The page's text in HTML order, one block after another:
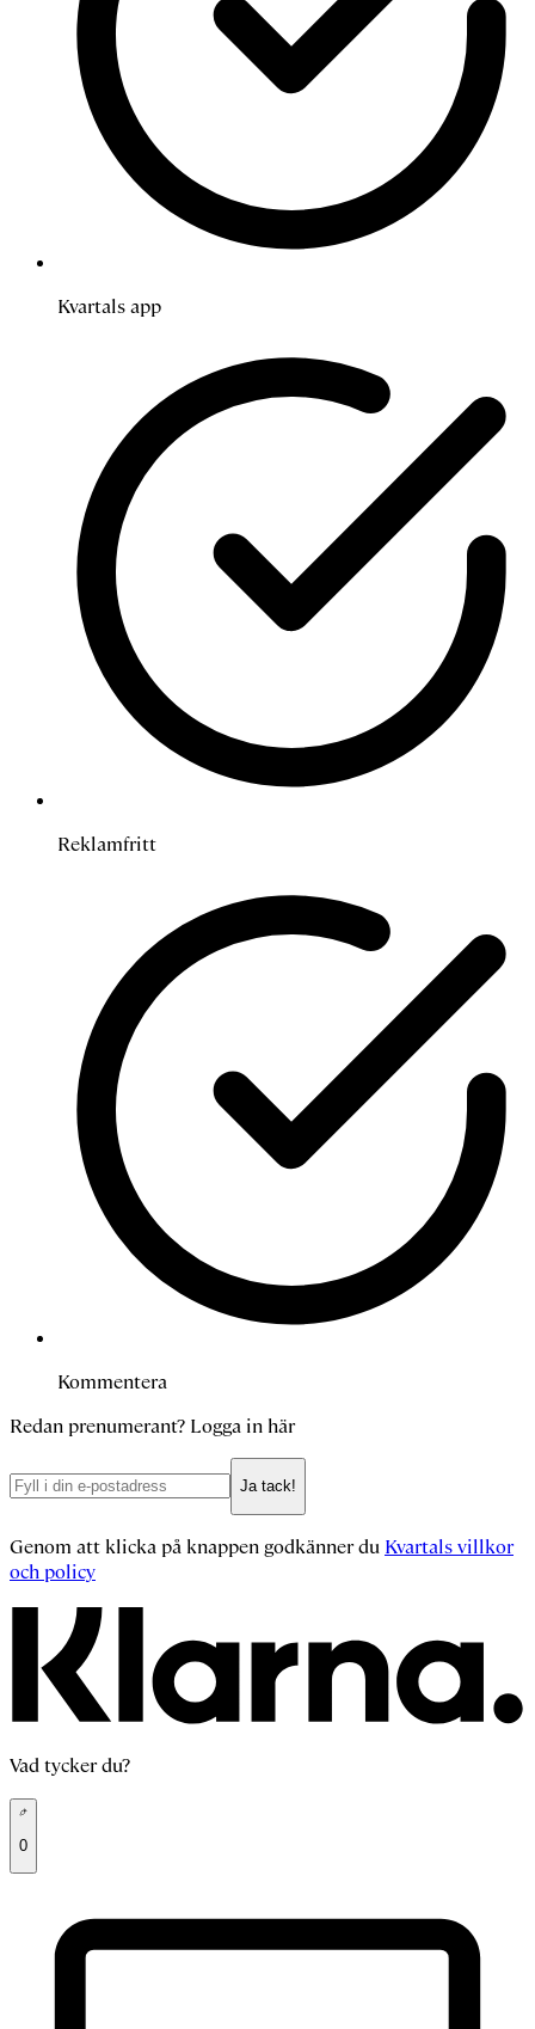
Kvartals app
Reklamfritt
Kommentera
Redan prenumerant? Logga in här
Ja tack!
Genom att klicka på knappen godkänner du Kvartals villkor
och policy
Vad tycker du?
0